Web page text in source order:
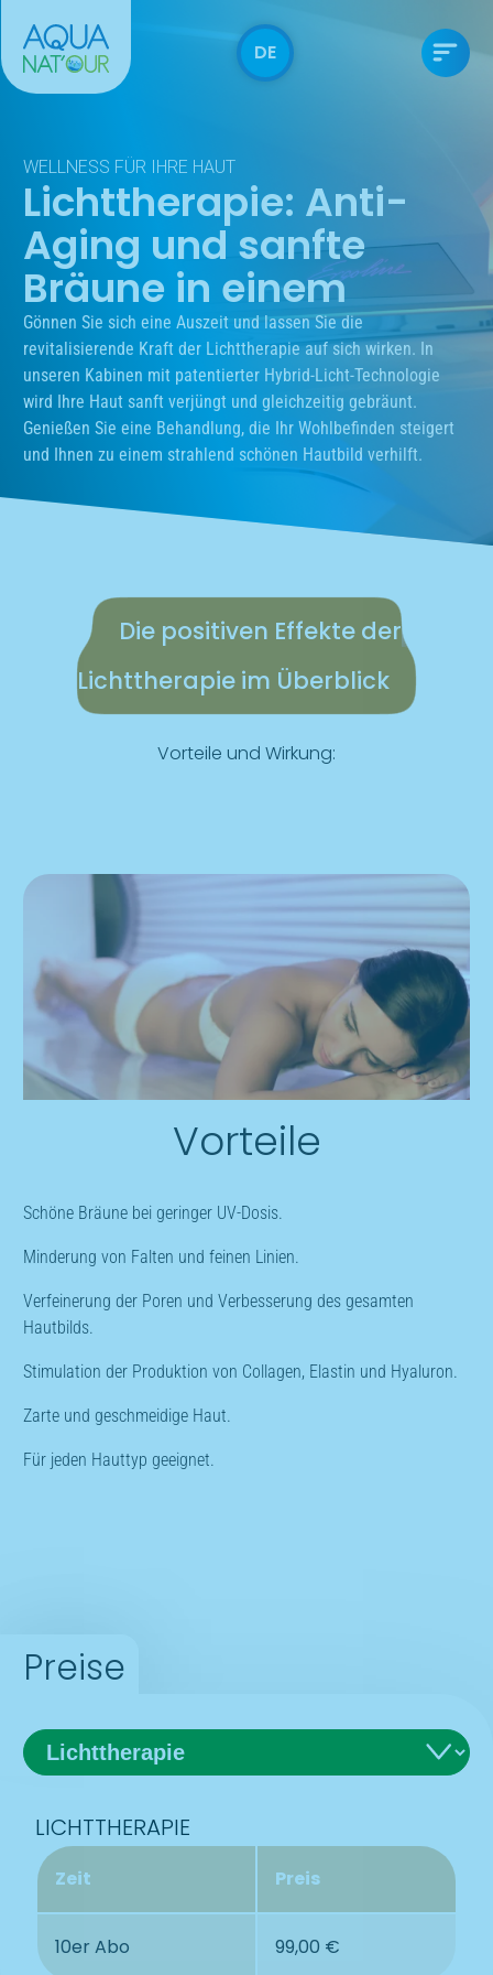
DE
WELLNESS FÜR IHRE HAUT
Lichttherapie: Anti-
Aging und sanfte
Bräune in einem
Gönnen Sie sich eine Auszeit und lassen Sie die
revitalisierende Kraft der Lichttherapie auf sich wirken. In
unseren Kabinen mit patentierter Hybrid-Licht-Technologie
wird Ihre Haut sanft verjüngt und gleichzeitig gebräunt.
Genießen Sie eine Behandlung, die Ihr Wohlbefinden steigert
und Ihnen zu einem strahlend schönen Hautbild verhilft.
Die positiven Effekte der
Lichttherapie im Überblick
Vorteile und Wirkung:
Vorteile
Schöne Bräune bei geringer UV-Dosis.
Minderung von Falten und feinen Linien.
Verfeinerung der Poren und Verbesserung des gesamten
Hautbilds.
Stimulation der Produktion von Collagen, Elastin und Hyaluron.
Zarte und geschmeidige Haut.
Für jeden Hauttyp geeignet.
Preise
LICHTTHERAPIE
Zeit Preis
10er Abo 99,00 €